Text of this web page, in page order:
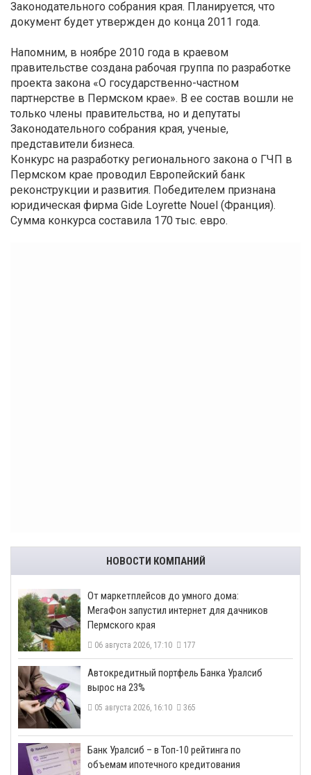
Законодательного собрания края. Планируется, что
документ будет утвержден до конца 2011 года.
Напомним, в ноябре 2010 года в краевом
правительстве создана рабочая группа по разработке
проекта закона «О государственно-частном
партнерстве в Пермском крае». В ее состав вошли не
только члены правительства, но и депутаты
Законодательного собрания края, ученые,
представители бизнеса.
Конкурс на разработку регионального закона о ГЧП в
Пермском крае проводил Европейский банк
реконструкции и развития. Победителем признана
юридическая фирма Gide Loyrette Nouel (Франция).
Сумма конкурса составила 170 тыс. евро.
НОВОСТИ КОМПАНИЙ
От маркетплейсов до умного дома:
МегаФон запустил интернет для дачников
Пермского края
06 августа 2026, 17:10 177
​Автокредитный портфель Банка Уралсиб
вырос на 23%
05 августа 2026, 16:10 365
​Банк Уралсиб – в Топ-10 рейтинга по
объемам ипотечного кредитования